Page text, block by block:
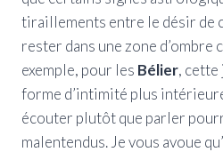
tiraillements entre le désir de
rester dans une zone d’ombre
exemple, pour les Bélier,
forme d’intimité plus
écouter plutôt que parler
malentendus. Je vous avoue